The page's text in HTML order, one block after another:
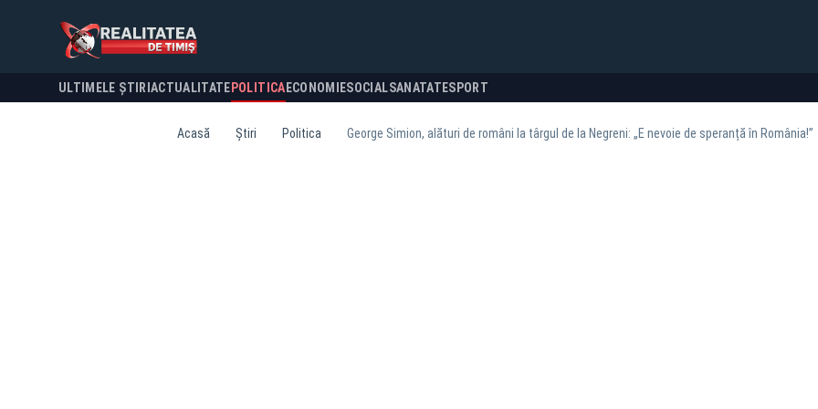
ULTIMELE ȘTIRI ACTUALITATE POLITICA ECONOMIESOCIALSANATATESPORT
Acasă Știri Politica George Simion, alături de români la târgul de la Negreni: „E nevoie de speranță în România!”